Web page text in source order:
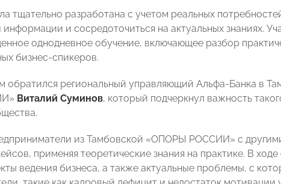
тщательно разработана с учетом реальных
и сосредоточиться на актуальных знаниях.
однодневное обучение, включающее разбор
бизнес-спикеров.
обратился региональный управляющий Альфа-Банка в
Виталий Суминов, который подчеркнул важность
из Тамбовской «ОПОРЫ РОССИИ» с
применяя теоретические знания на практике. В
ведения бизнеса, а также актуальные проблемы, с